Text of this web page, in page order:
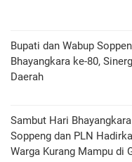
Bupati dan Wabup
Bhayangkara ke-80,
Daerah
Sambut Hari
Soppeng dan PLN
Warga Kurang Mampu di